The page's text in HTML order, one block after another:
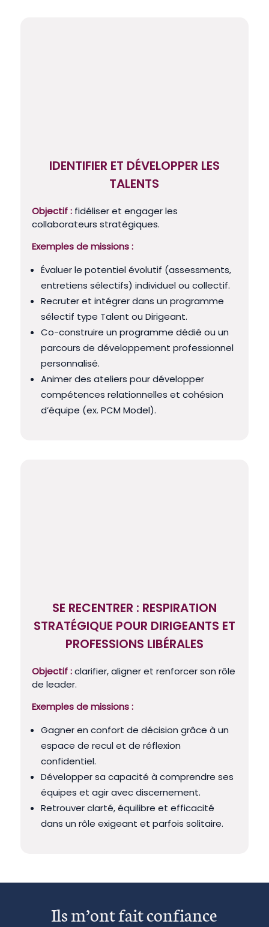
IDENTIFIER ET DÉVELOPPER LES
TALENTS
Objectif :fidéliser et engager les
collaborateurs stratégiques.
Exemples de missions :
Évaluer le potentiel évolutif (assessments,
entretiens sélectifs) individuel ou collectif.
Recruter et intégrer dans un programme
sélectif type Talent ou Dirigeant.
Co-construire un programme dédié ou un
parcours de développement professionnel
personnalisé.
Animer des ateliers pour développer
compétences relationnelles et cohésion
d’équipe (ex. PCM Model).
SE RECENTRER : RESPIRATION
STRATÉGIQUE POUR DIRIGEANTS ET
PROFESSIONS LIBÉRALES
Objectif : clarifier, aligner et renforcer son rôle
de leader.
Exemples de missions :
Gagner en confort de décision grâce à un
espace de recul et de réflexion
confidentiel.
Développer sa capacité à comprendre ses
équipes et agir avec discernement.
Retrouver clarté, équilibre et efficacité
dans un rôle exigeant et parfois solitaire.
Ils m’ont fait confiance